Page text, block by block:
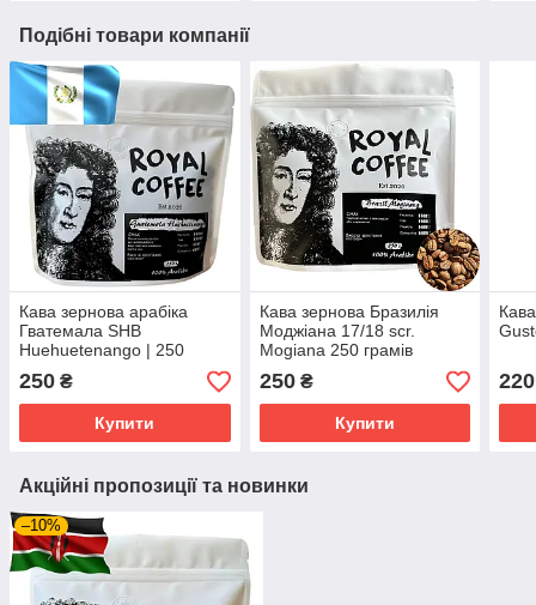
Подібні товари компанії
Кава зернова арабіка
Гватемала SHB
Huehuetenango | 250
грамів
250 ₴
Купити
Кава зернова Бразилія
Моджіана 17/18 scr.
Mogiana 250 грамів
250₴
Купити
220
Акційні пропозиції та новинки
–10%